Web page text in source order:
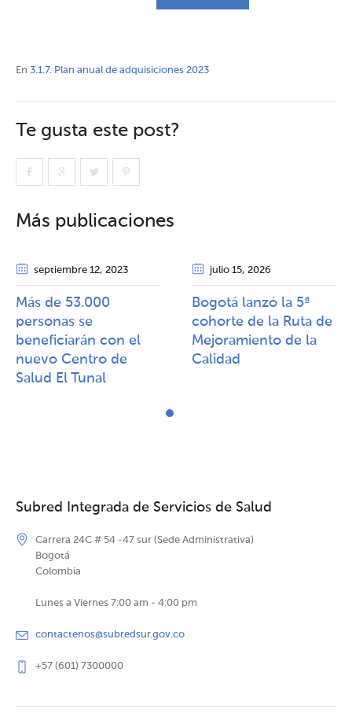
En 3.1.7. Plan anual de adquisiciones 2023
Te gusta este post?
Más publicaciones
septiembre 12, 2023
Más de 53.000
personas se
beneficiarán con el
nuevo Centro de
Salud El Tunal
julio 15, 2026
Bogotá lanzó la 5ª
cohorte de la Ruta de
Mejoramiento de la
Calidad​​
Subred Integrada de Servicios de Salud
Carrera 24C # 54 -47 sur (Sede Administrativa)
Bogotá
Colombia
Lunes a Viernes 7:00 am - 4:00 pm
contactenos@subredsur.gov.co
+57 (601) 7300000